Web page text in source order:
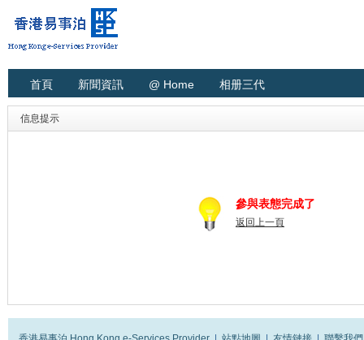
首頁 新聞資訊 @ Home 相册三代
信息提示
參與表態完成了
返回上一頁